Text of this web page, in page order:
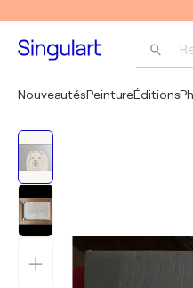
NouveautésPeintureÉditions